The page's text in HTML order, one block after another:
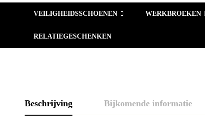
VEILIGHEIDSSCHOENEN WERKBROEKEN
RELATIEGESCHENKEN
Beschrijving Bijkomende informatie